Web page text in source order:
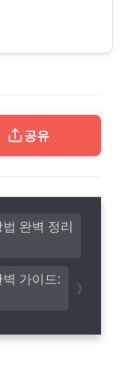
공유
가이드:
완벽 정리